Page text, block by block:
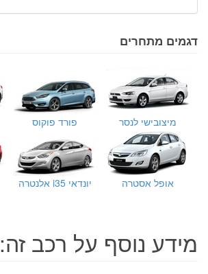
דגמים מתחרים
מיצובישי לנסר פורד פוקוס
אופל אסטרה יונדאי i35 אלנטרה
מידע נוסף על רכב זה: